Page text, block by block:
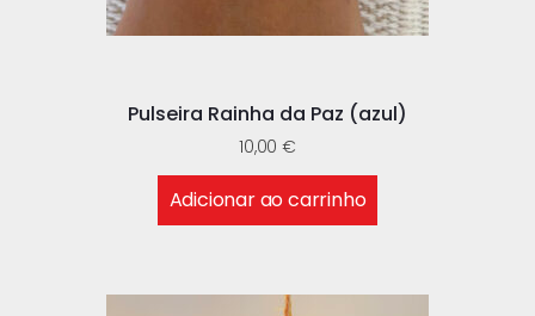
Pulseira Rainha da Paz (azul)
10,00 €
Adicionar ao carrinho